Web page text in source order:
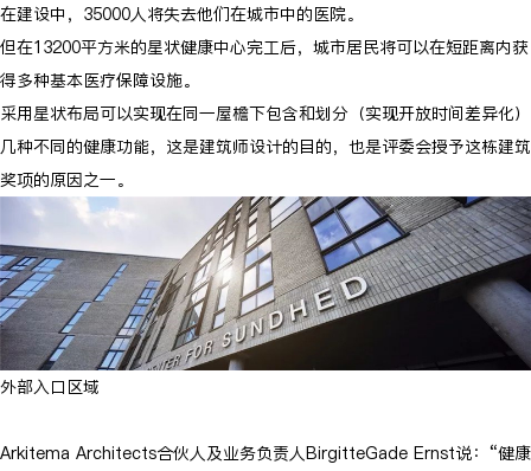
在建设中，35000人将失去他们在城市中的医院。
但在13200平方米的星状健康中心完工后，城市居民将可以在短距离内获
得多种基本医疗保障设施。
采用星状布局可以实现在同一屋檐下包含和划分（实现开放时间差异化）
几种不同的健康功能，这是建筑师设计的目的，也是评委会授予这栋建筑
奖项的原因之一。
外部入口区域
Arkitema Architects合伙人及业务负责人BirgitteGade Ernst说：“健康